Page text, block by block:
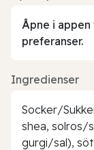
Åpne i
preferanser.
Ingredienser
Socker/
shea, solros/
gurgi/sal),